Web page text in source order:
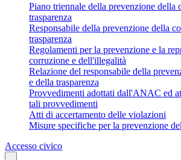
Piano triennale della prevenzione della
trasparenza
Responsabile della prevenzione della
trasparenza
Regolamenti per la prevenzione e la
corruzione e dell'illegalità
Relazione del responsabile della
e della trasparenza
Provvedimenti adottati dall'ANAC ed
tali provvedimenti
Atti di accertamento delle violazioni
Misure specifiche per la prevenzione
Accesso civico